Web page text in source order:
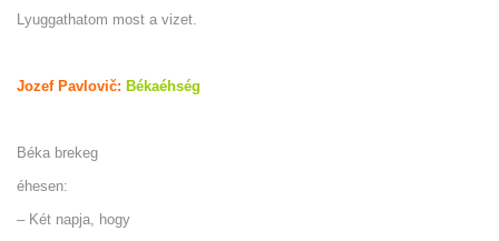
Lyuggathatom most a vizet.
Jozef Pavlovič: Békaéhség
Béka brekeg
éhesen:
– Két napja, hogy